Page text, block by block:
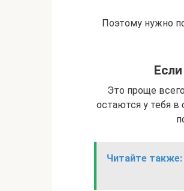
Поэтому нужно
Это проще
остаются у тебя
Читайте также: